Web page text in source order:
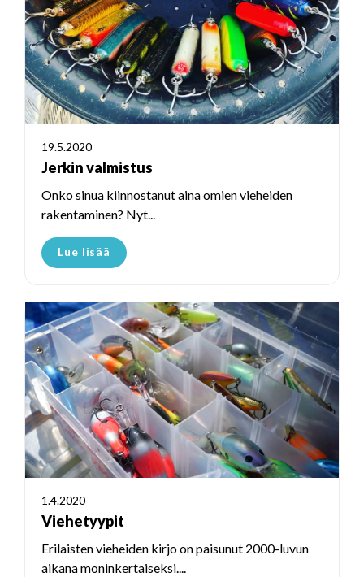
19.5.2020
Jerkin valmistus
Onko sinua kiinnostanut aina omien vieheiden
rakentaminen? Nyt...
Lue lisää
1.4.2020
Viehetyypit
Erilaisten vieheiden kirjo on paisunut 2000-luvun
aikana moninkertaiseksi....